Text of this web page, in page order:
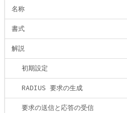
名称
書式
解説
初期設定
RADIUS 要求の生成
要求の送信と応答の受信